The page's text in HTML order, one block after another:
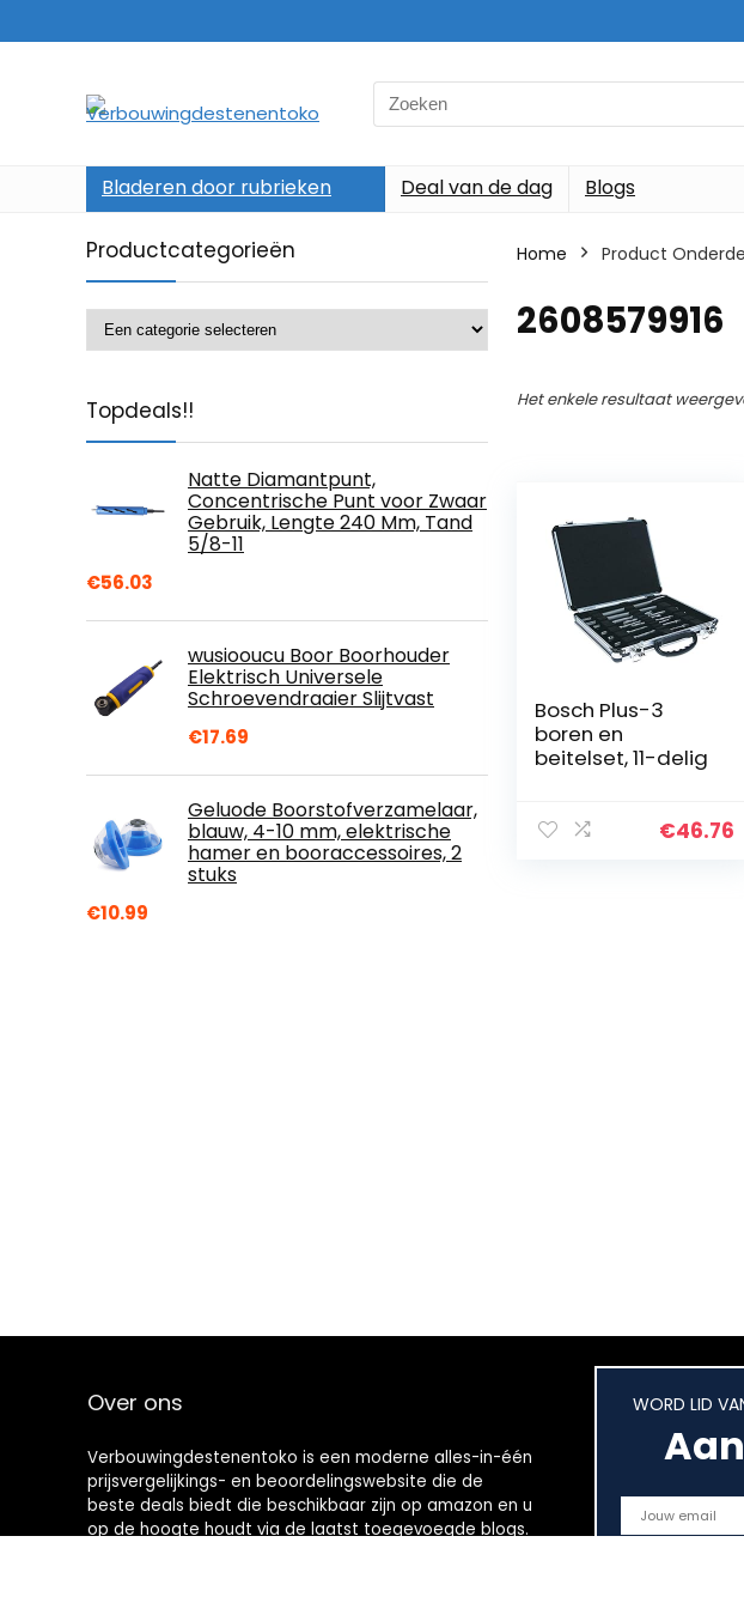
Search
for:
Bladeren door rubrieken Deal van de dag Blogs
Productcategorieën
Topdeals!!
Natte Diamantpunt,
Concentrische Punt voor Zwaar
Gebruik, Lengte 240 Mm, Tand
5/8-11
€56.03
wusiooucu Boor Boorhouder
Elektrisch Universele
Schroevendraaier Slijtvast
€17.69
Geluode Boorstofverzamelaar,
blauw, 4-10 mm, elektrische
hamer en booraccessoires, 2
stuks
€10.99
Home Product
‎2608579916
Het enkele resultaat
Bosch Plus-3
boren en
beitelset, 11-delig
€46.76
Over ons
Verbouwingdestenentoko is een moderne alles-in-één
prijsvergelijkings- en beoordelingswebsite die de
beste deals biedt die beschikbaar zijn op amazon en u
op de hoogte houdt via de laatst toegevoegde blogs.
WORD LID